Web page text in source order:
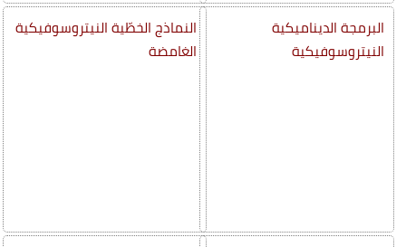
البرمجة الديناميكية
النيتروسوفيكية
النماذج الخطّية النيتروسوفيكية
الغامضة